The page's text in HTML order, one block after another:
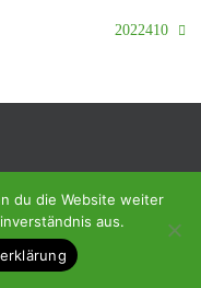
2022410
vonTempera&
du die Website weiter
aus.